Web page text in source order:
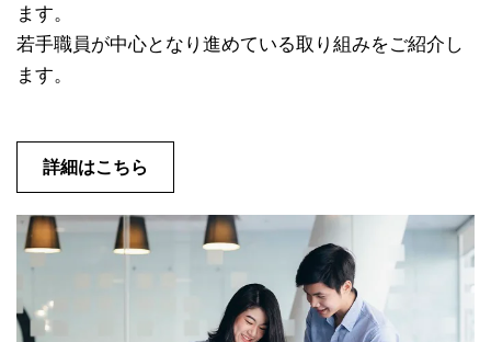
ます。
若手職員が中心となり進めている取り組みをご紹介し
ます。
詳細はこちら